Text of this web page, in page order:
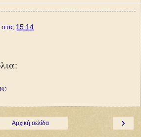
στις 15:14
›
Αρχική σελίδα